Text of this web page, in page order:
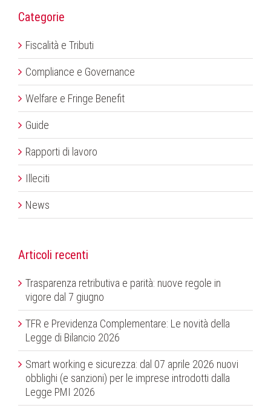
Categorie
Fiscalità e Tributi
Compliance e Governance
Welfare e Fringe Benefit
Guide
Rapporti di lavoro
Illeciti
News
Articoli recenti
Trasparenza retributiva e parità: nuove regole in
vigore dal 7 giugno
TFR e Previdenza Complementare: Le novità della
Legge di Bilancio 2026
Smart working e sicurezza: dal 07 aprile 2026 nuovi
obblighi (e sanzioni) per le imprese introdotti dalla
Legge PMI 2026